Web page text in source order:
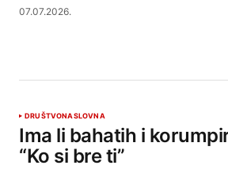
07.07.2026.
DRUŠTVONASLOVNA
Ima li bahatih i
“Ko si bre ti”